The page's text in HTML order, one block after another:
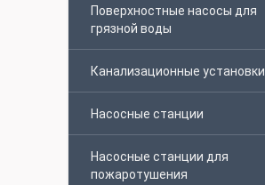
Поверхностные насосы для
грязной воды
Канализационные установки
Насосные станции
Насосные станции для
пожаротушения